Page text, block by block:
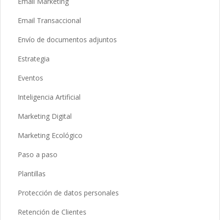
Email Transaccional
Envío de documentos adjuntos
Estrategia
Eventos
Inteligencia Artificial
Marketing Digital
Marketing Ecológico
Paso a paso
Plantillas
Protección de datos personales
Retención de Clientes